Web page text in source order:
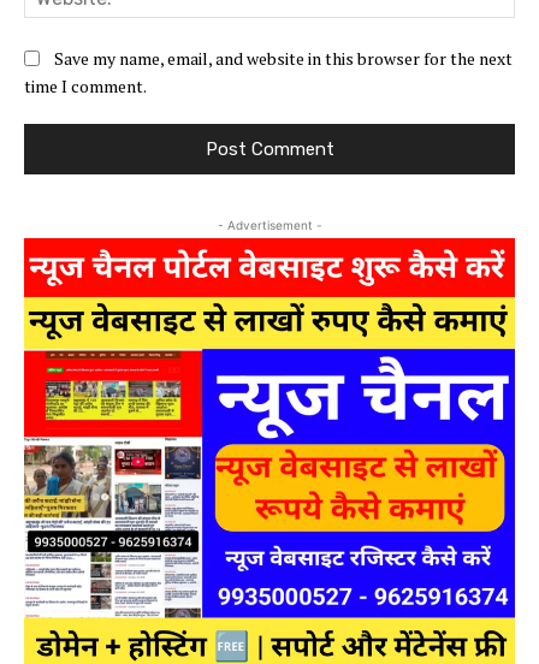
Save my name, email, and website in this browser for the next
time I comment.
- Advertisement -